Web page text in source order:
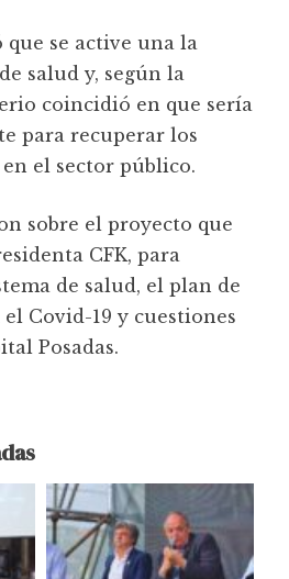
que se active una la
salud y, según la
coincidió en que sería
para recuperar los
el sector público.
sobre el proyecto que
CFK, para
de salud, el plan de
Covid-19 y cuestiones
Posadas.